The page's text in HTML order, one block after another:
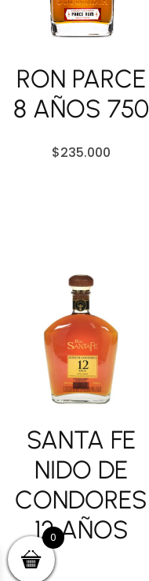
RON PARCE
8 AÑOS 750
$235.000
SANTA FE
NIDO DE
CONDORES
12 AÑOS
0